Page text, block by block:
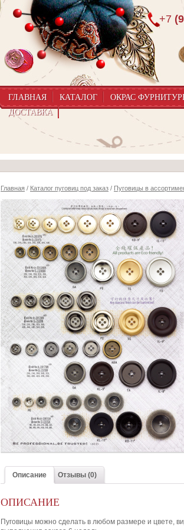
+7
ГЛАВНАЯ КАТАЛОГ ОКРАС
ДОСТАВКА
Главная / Каталог пуговиц под заказ / Пуговицы в
Описание Отзывы (0)
ОПИСАНИЕ
Пуговицы можно сделать в любом размере и цвете,